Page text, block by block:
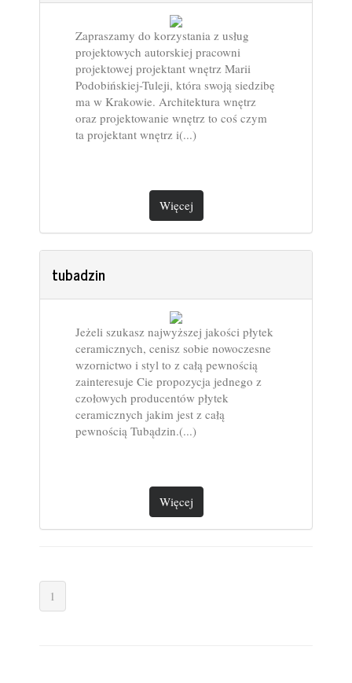
Zapraszamy do korzystania z usług
projektowych autorskiej pracowni
projektowej projektant wnętrz Marii
Podobińskiej-Tuleji, która swoją siedzibę
ma w Krakowie. Architektura wnętrz
oraz projektowanie wnętrz to coś czym
ta projektant wnętrz i(...)
Więcej
tubadzin
Jeżeli szukasz najwyższej jakości płytek
ceramicznych, cenisz sobie nowoczesne
wzornictwo i styl to z całą pewnością
zainteresuje Cie propozycja jednego z
czołowych producentów płytek
ceramicznych jakim jest z całą
pewnością Tubądzin.(...)
Więcej
1